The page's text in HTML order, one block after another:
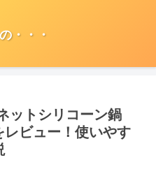
・・・
ットシリコーン鍋
ビュー！使いやす